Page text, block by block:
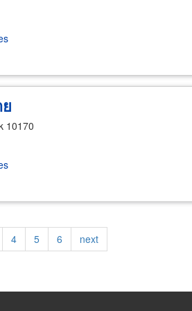
10170
Page
4 Page
5 Page
6
Next
page
next